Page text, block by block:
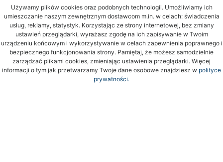
Używamy plików cookies oraz podobnych technologii. Umożliwiamy ich
umieszczanie naszym zewnętrznym dostawcom m.in. w celach: świadczenia
usług, reklamy, statystyk. Korzystając ze strony internetowej, bez zmiany
ustawień przeglądarki, wyrażasz zgodę na ich zapisywanie w Twoim
urządzeniu końcowym i wykorzystywanie w celach zapewnienia poprawnego i
bezpiecznego funkcjonowania strony. Pamiętaj, że możesz samodzielnie
zarządzać plikami cookies, zmieniając ustawienia przeglądarki. Więcej
informacji o tym jak przetwarzamy Twoje dane osobowe znajdziesz w polityce
prywatności.